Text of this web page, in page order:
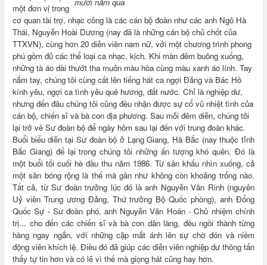
một đơn vị trong
cơ quan tài trợ, nhạc công là các cán bộ đoàn như các anh Ngô Hà
Thái, Nguyễn Hoài Dương (nay đã là những cán bộ chủ chốt của
TTXVN), cùng hơn 20 diễn viên nam nữ, với một chương trình phong
phú gồm đủ các thể loại ca nhạc, kịch. Khi màn đêm buông xuống,
những tà áo dài thướt tha muôn màu hòa cùng màu xanh áo lính. Tay
nắm tay, chúng tôi cùng cất lên tiếng hát ca ngợi Đảng và Bác Hồ
kính yêu, ngợi ca tình yêu quê hương, đất nước. Chỉ là nghiệp dư,
nhưng đến đâu chúng tôi cũng đều nhận được sự cổ vũ nhiệt tình của
cán bộ, chiến sĩ và bà con địa phương. Sau mỗi đêm diễn, chúng tôi
lại trở về Sư đoàn bộ để ngày hôm sau lại đến với trung đoàn khác.
Buổi biểu diễn tại Sư đoàn bộ ở Lạng Giang, Hà Bắc (nay thuộc tỉnh
Bắc Giang) để lại trong chúng tôi những ấn tượng khó quên. Đó là
một buổi tối cuối hè đầu thu năm 1986. Từ sân khấu nhìn xuống, cả
một sân bóng rộng là thế mà gần như không còn khoảng trống nào.
Tất cả, từ Sư đoàn trưởng lúc đó là anh Nguyễn Văn Rinh (nguyên
Uỷ viên Trung ương Đảng, Thứ trưởng Bộ Quốc phòng), anh Đổng
Quốc Sự - Sư đoàn phó, anh Nguyễn Văn Hoán - Chủ nhiệm chính
trị... cho đến các chiến sĩ và bà con dân làng, đều ngồi thành từng
hàng ngay ngắn, với những cặp mắt ánh lên sự chờ đón và niềm
động viên khích lệ. Điều đó đã giúp các diễn viên nghiệp dư thông tấn
thấy tự tin hơn và có lẽ vì thế mà giọng hát cũng hay hơn.